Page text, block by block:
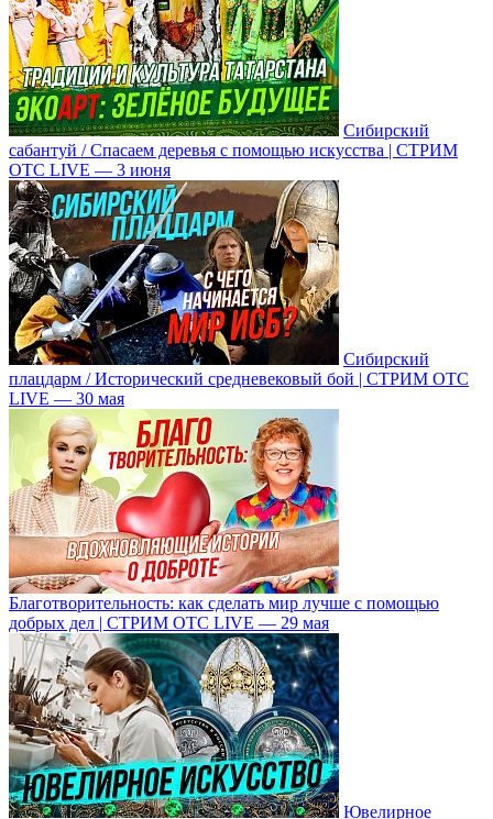
Сибирский
сабантуй / Спасаем деревья с помощью искусства | СТРИМ
ОТС LIVE — 3 июня
Сибирский
плацдарм / Исторический средневековый бой | СТРИМ ОТС
LIVE — 30 мая
Благотворительность: как сделать мир лучше с помощью
добрых дел | СТРИМ ОТС LIVE — 29 мая
Ювелирное